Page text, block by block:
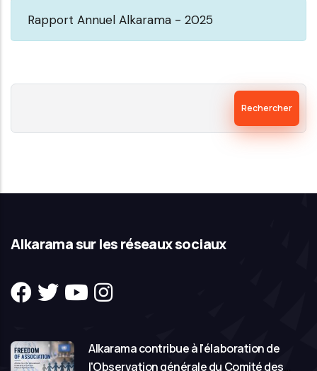
Rapport Annuel Alkarama - 2025
Alkarama sur les réseaux sociaux
Alkarama contribue à l'élaboration de
l'Observation générale du Comité des